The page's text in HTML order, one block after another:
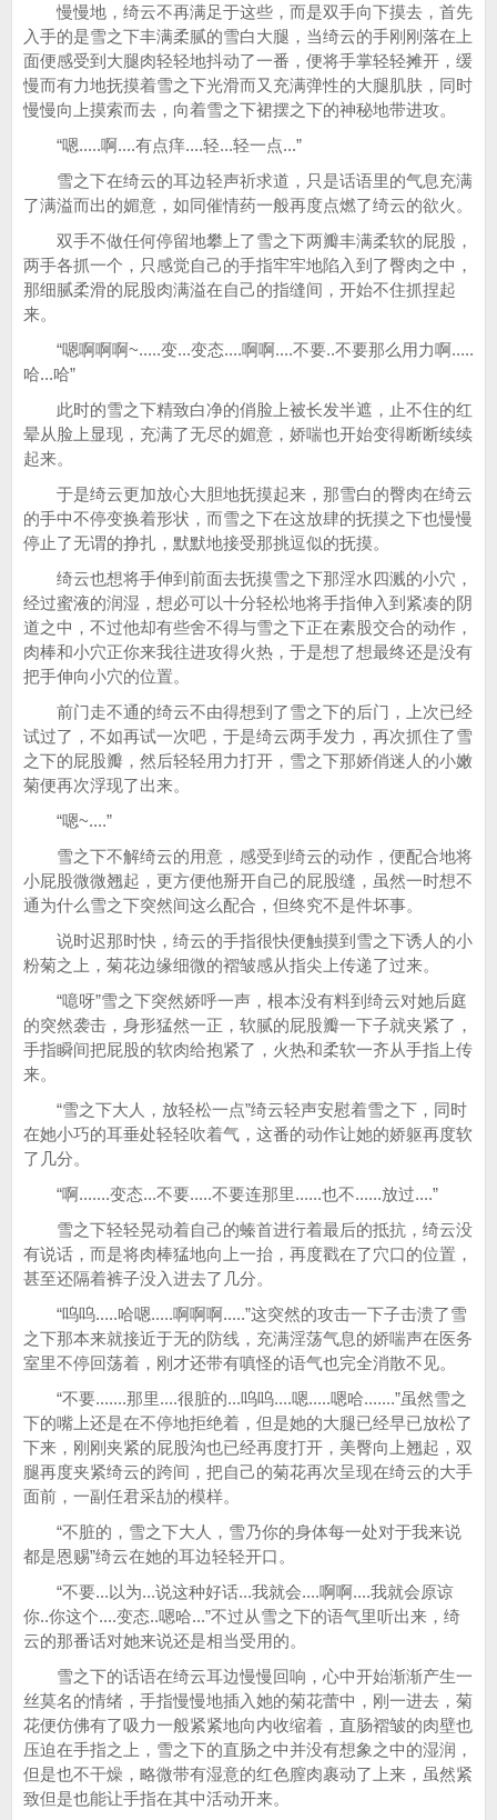
慢慢地，绮云不再满足于这些，而是双手向下摸去，首先
入手的是雪之下丰满柔腻的雪白大腿，当绮云的手刚刚落在上
面便感受到大腿肉轻轻地抖动了一番，便将手掌轻轻摊开，缓
慢而有力地抚摸着雪之下光滑而又充满弹性的大腿肌肤，同时
慢慢向上摸索而去，向着雪之下裙摆之下的神秘地带进攻。
“嗯.....啊....有点痒....轻...轻一点...”
雪之下在绮云的耳边轻声祈求道，只是话语里的气息充满
了满溢而出的媚意，如同催情药一般再度点燃了绮云的欲火。
双手不做任何停留地攀上了雪之下两瓣丰满柔软的屁股，
两手各抓一个，只感觉自己的手指牢牢地陷入到了臀肉之中，
那细腻柔滑的屁股肉满溢在自己的指缝间，开始不住抓捏起
来。
“嗯啊啊啊~.....变...变态....啊啊....不要..不要那么用力啊.....
哈...哈”
此时的雪之下精致白净的俏脸上被长发半遮，止不住的红
晕从脸上显现，充满了无尽的媚意，娇喘也开始变得断断续续
起来。
于是绮云更加放心大胆地抚摸起来，那雪白的臀肉在绮云
的手中不停变换着形状，而雪之下在这放肆的抚摸之下也慢慢
停止了无谓的挣扎，默默地接受那挑逗似的抚摸。
绮云也想将手伸到前面去抚摸雪之下那淫水四溅的小穴，
经过蜜液的润湿，想必可以十分轻松地将手指伸入到紧凑的阴
道之中，不过他却有些舍不得与雪之下正在素股交合的动作，
肉棒和小穴正你来我往进攻得火热，于是想了想最终还是没有
把手伸向小穴的位置。
前门走不通的绮云不由得想到了雪之下的后门，上次已经
试过了，不如再试一次吧，于是绮云两手发力，再次抓住了雪
之下的屁股瓣，然后轻轻用力打开，雪之下那娇俏迷人的小嫩
菊便再次浮现了出来。
“嗯~....”
雪之下不解绮云的用意，感受到绮云的动作，便配合地将
小屁股微微翘起，更方便他掰开自己的屁股缝，虽然一时想不
通为什么雪之下突然间这么配合，但终究不是件坏事。
说时迟那时快，绮云的手指很快便触摸到雪之下诱人的小
粉菊之上，菊花边缘细微的褶皱感从指尖上传递了过来。
“噫呀”雪之下突然娇呼一声，根本没有料到绮云对她后庭
的突然袭击，身形猛然一正，软腻的屁股瓣一下子就夹紧了，
手指瞬间把屁股的软肉给抱紧了，火热和柔软一齐从手指上传
来。
“雪之下大人，放轻松一点”绮云轻声安慰着雪之下，同时
在她小巧的耳垂处轻轻吹着气，这番的动作让她的娇躯再度软
了几分。
“啊.......变态...不要.....不要连那里......也不......放过....”
雪之下轻轻晃动着自己的螓首进行着最后的抵抗，绮云没
有说话，而是将肉棒猛地向上一抬，再度戳在了穴口的位置，
甚至还隔着裤子没入进去了几分。
“呜呜.....哈嗯.....啊啊啊.....”这突然的攻击一下子击溃了雪
之下那本来就接近于无的防线，充满淫荡气息的娇喘声在医务
室里不停回荡着，刚才还带有嗔怪的语气也完全消散不见。
“不要.......那里....很脏的...呜呜....嗯.....嗯哈.......”虽然雪之
下的嘴上还是在不停地拒绝着，但是她的大腿已经早已放松了
下来，刚刚夹紧的屁股沟也已经再度打开，美臀向上翘起，双
腿再度夹紧绮云的跨间，把自己的菊花再次呈现在绮云的大手
面前，一副任君采劼的模样。
“不脏的，雪之下大人，雪乃你的身体每一处对于我来说
都是恩赐”绮云在她的耳边轻轻开口。
“不要...以为...说这种好话...我就会....啊啊....我就会原谅
你..你这个....变态..嗯哈...”不过从雪之下的语气里听出来，绮
云的那番话对她来说还是相当受用的。
雪之下的话语在绮云耳边慢慢回响，心中开始渐渐产生一
丝莫名的情绪，手指慢慢地插入她的菊花蕾中，刚一进去，菊
花便仿佛有了吸力一般紧紧地向内收缩着，直肠褶皱的肉壁也
压迫在手指之上，雪之下的直肠之中并没有想象之中的湿润，
但是也不干燥，略微带有湿意的红色膣肉裹动了上来，虽然紧
致但是也能让手指在其中活动开来。